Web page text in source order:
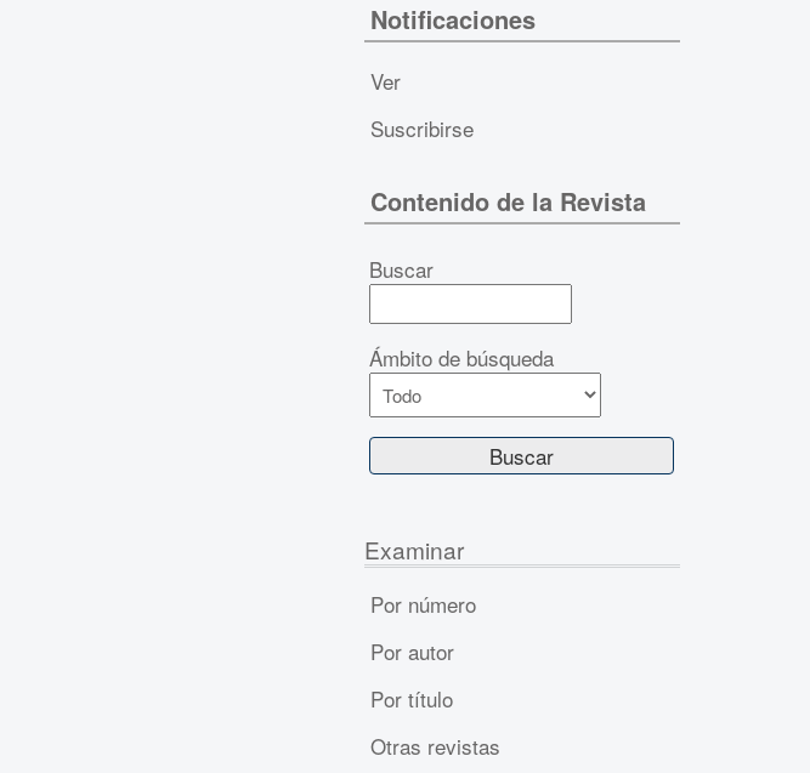
Notificaciones
Ver
Suscribirse
Contenido de la Revista
Buscar
Ámbito de búsqueda
Examinar
Por número
Por autor
Por título
Otras revistas